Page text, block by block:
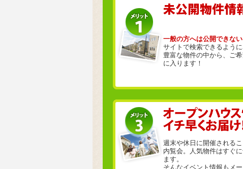
一般の方へは公開できな
サイトで検索できるように
豊富な物件の中から、ご
に入ります！
週末や休日に開催される
内覧会。人気物件はすぐ
ます。
そんなイベント情報もメ